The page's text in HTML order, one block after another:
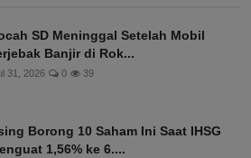
SD Meninggal Setelah Mobil
Banjir di Rok...
31, 2026 0 39
Borong 10 Saham Ini Saat IHSG
1,56% ke 6....